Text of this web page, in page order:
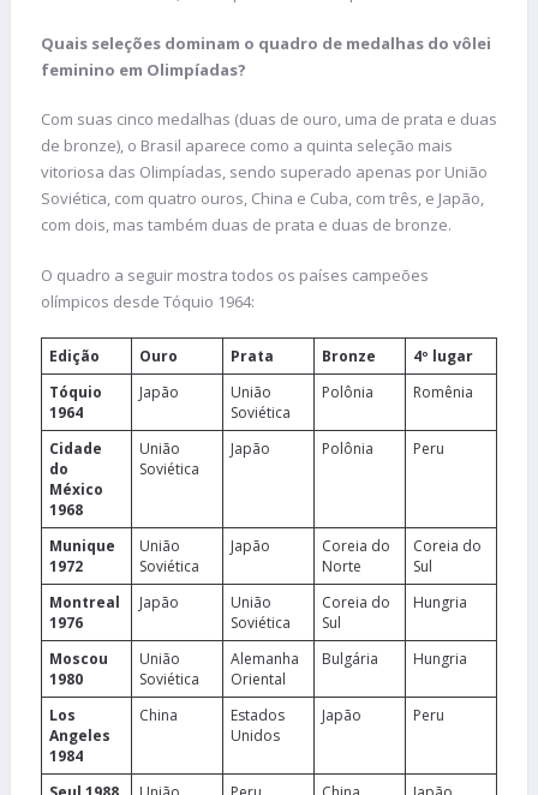
Quais seleções dominam o quadro de medalhas do vôlei
feminino em Olimpíadas?
Com suas cinco medalhas (duas de ouro, uma de prata e duas
de bronze), o Brasil aparece como a quinta seleção mais
vitoriosa das Olimpíadas, sendo superado apenas por União
Soviética, com quatro ouros, China e Cuba, com três, e Japão,
com dois, mas também duas de prata e duas de bronze.
O quadro a seguir mostra todos os países campeões
olímpicos desde Tóquio 1964:
Edição Ouro Prata Bronze
4º lugar
Tóquio
1964
Japão
União
Soviética
Polônia Romênia
Cidade
do
México
1968
União
Soviética
Japão Polônia Peru
Munique
1972
União
Soviética
Japão
Coreia do
Norte
Coreia do
Sul
Montreal
1976
Japão
União
Soviética
Coreia do
Sul
Hungria
Moscou
1980
União
Soviética
Alemanha
Oriental
Bulgária Hungria
Los
Angeles
1984
China
Estados
Unidos
Japão Peru